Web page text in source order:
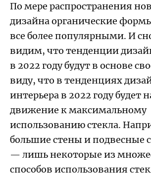
По мере распространения
дизайна органические
все более популярными. И
видим, что тенденции
в 2022 году будут в основе
виду, что в тенденциях
интерьера в 2022 году будет
движение к максимальному
использованию стекла.
большие стены и подвесные
— лишь некоторые из
способов использования